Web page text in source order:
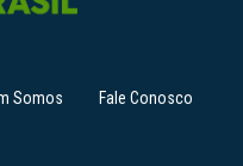
Somos Fale Conosco